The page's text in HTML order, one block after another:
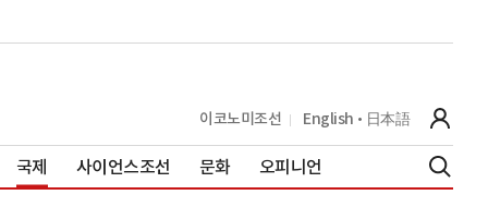
이코노미조선 English 日本語
국제 사이언스조선 문화 오피니언